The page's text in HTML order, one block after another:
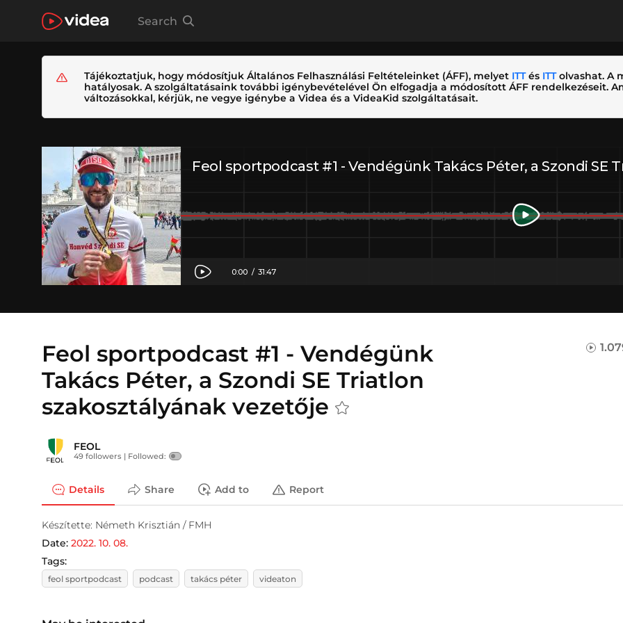
Search
Tájékoztatjuk, hogy módosítjuk Általános Felhasználási Feltételeinket (ÁFF), melyet ITTés ITTolvashat. A
hatályosak. A szolgáltatásaink további igénybevételével Ön elfogadja a módosított ÁFF rendelkezéseit.
változásokkal, kérjük, ne vegye igénybe a Videa és a VideaKid szolgáltatásait.
Feol sportpodcast #1 - Vendégünk
Takács Péter, a Szondi SE Triatlon
szakosztályának vezetője
FEOL
49 followers | Followed:
Details Share Add to Report
Készítette: Németh Krisztián / FMH
Date: 2022. 10. 08.
Tags:
feol sportpodcast podcast takács péter videaton